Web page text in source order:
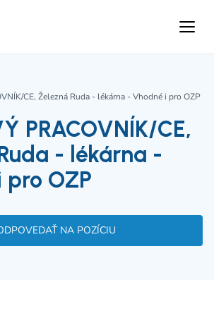
CE, Železná Ruda - lékárna - Vhodné i pro OZP
PRACOVNÍK/CE,
- lékárna -
OZP
NA POZÍCIU